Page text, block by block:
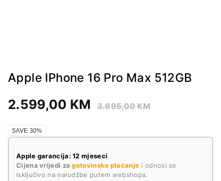
Apple IPhone 16 Pro Max 512GB
2.599,00 KM 3.695,00KM
SAVE 30%
Apple garancija: 12 mjeseci
Cijena vrijedi zagotovinsko plaćanje i odnosi se
isključivo na narudžbe putem webshopa.